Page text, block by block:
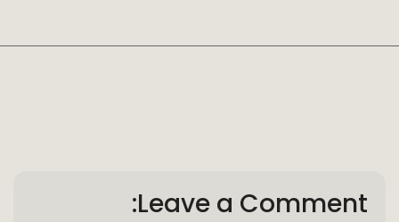
Leave a Comment: